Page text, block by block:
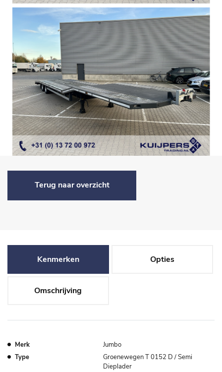
Terug naar overzicht
Kenmerken Opties
Omschrijving
Merk
Jumbo
Type
Groenewegen T 0152 D / Semi
Dieplader